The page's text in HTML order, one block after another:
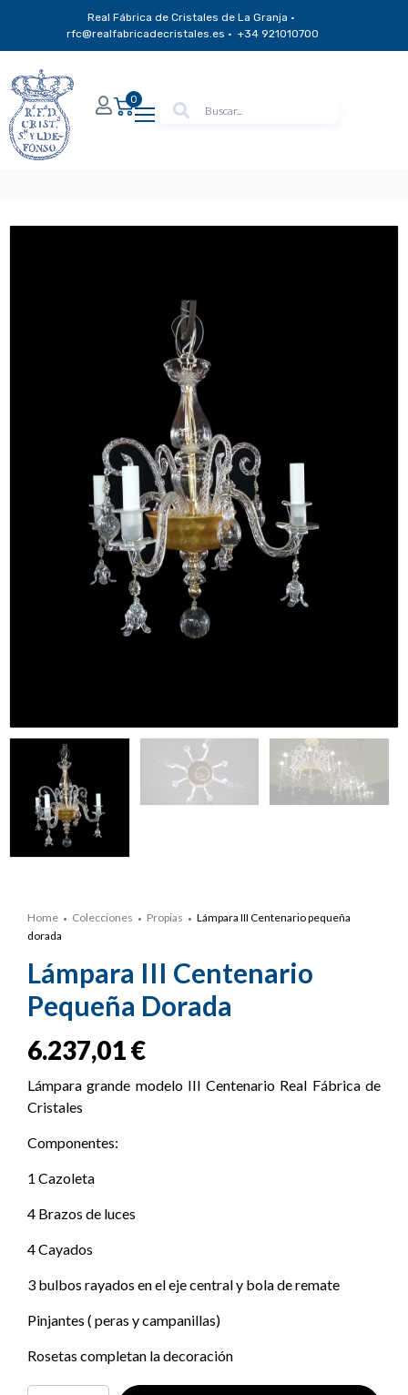
Real Fábrica de Cristales de La Granja ·
rfc@realfabricadecristales.es · +34 921010700
0
Home Colecciones Propias
Lámpara III Centenario pequeña
dorada
Lámpara III Centenario
Pequeña Dorada
6.237,01€
Lámpara grande modelo III Centenario Real Fábrica de
Cristales
Componentes:
1 Cazoleta
4 Brazos de luces
4 Cayados
3 bulbos rayados en el eje central y bola de remate
Pinjantes ( peras y campanillas)
Rosetas completan la decoración